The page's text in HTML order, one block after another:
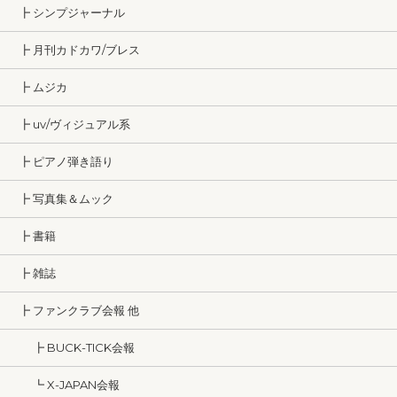
┣ シンプジャーナル
┣ 月刊カドカワ/ブレス
┣ ムジカ
┣ uv/ヴィジュアル系
┣ ピアノ弾き語り
┣ 写真集＆ムック
┣ 書籍
┣ 雑誌
┣ ファンクラブ会報 他
┣ BUCK-TICK会報
┗ X-JAPAN会報